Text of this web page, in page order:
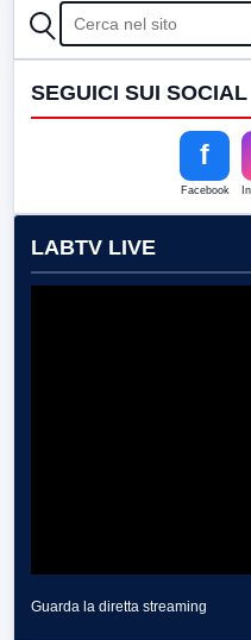
CERCA
SEGUICI SUI SOCIAL
f
Facebook
LABTV LIVE
Guarda la diretta streaming